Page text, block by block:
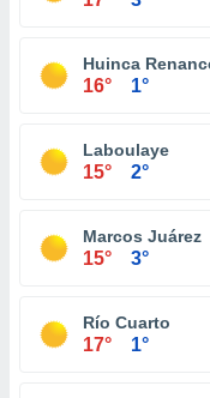
Huinca
16° 1°
Laboulaye
15° 2°
Marcos Juárez
15° 3°
Río Cuarto
17° 1°